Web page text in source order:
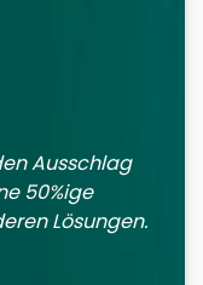
Ausschlag
50%ige
Lösungen.